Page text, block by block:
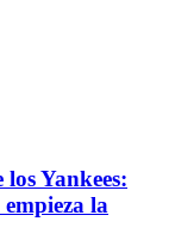
Yankees:
la